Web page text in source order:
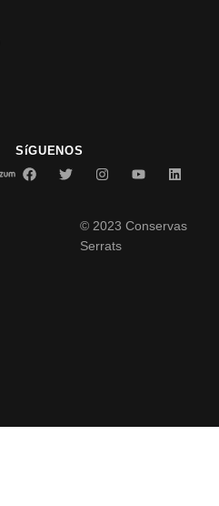
SíGUENOS
© 2023 Conservas
Serrats